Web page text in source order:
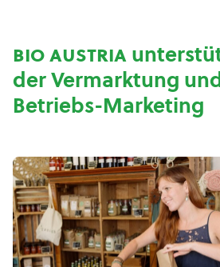
bio austria
der Vermarktung
Betriebs-Marketing